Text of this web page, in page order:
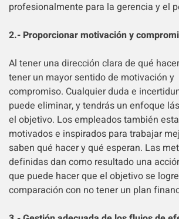
profesionalmente para la gerencia y el
2.- Proporcionar motivación y
Al tener una dirección clara de qué
tener un mayor sentido de motivación y
compromiso. Cualquier duda e
puede eliminar, y tendrás un enfoque
el objetivo. Los empleados también
motivados e inspirados para trabajar
saben qué hacer y qué esperan. Las
definidas dan como resultado una
que puede hacer que el objetivo se
comparación con no tener un plan